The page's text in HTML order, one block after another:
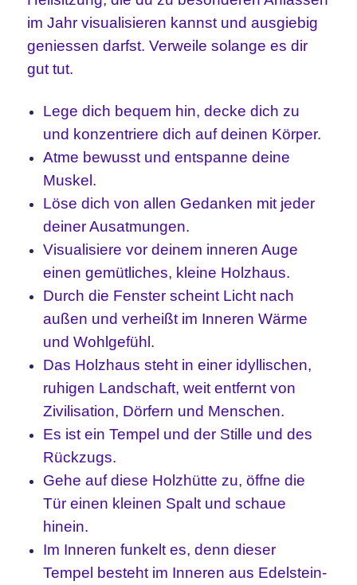
im Jahr visualisieren kannst und ausgiebig
geniessen darfst. Verweile solange es dir
gut tut.
Lege dich bequem hin, decke dich zu
und konzentriere dich auf deinen Körper.
Atme bewusst und entspanne deine
Muskel.
Löse dich von allen Gedanken mit jeder
deiner Ausatmungen.
Visualisiere vor deinem inneren Auge
einen gemütliches, kleine Holzhaus.
Durch die Fenster scheint Licht nach
außen und verheißt im Inneren Wärme
und Wohlgefühl.
Das Holzhaus steht in einer idyllischen,
ruhigen Landschaft, weit entfernt von
Zivilisation, Dörfern und Menschen.
Es ist ein Tempel und der Stille und des
Rückzugs.
Gehe auf diese Holzhütte zu, öffne die
Tür einen kleinen Spalt und schaue
hinein.
Im Inneren funkelt es, denn dieser
Tempel besteht im Inneren aus Edelstein-